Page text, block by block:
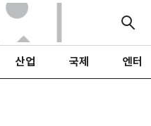
산업 국제 엔터